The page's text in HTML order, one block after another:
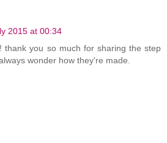
2015 at 00:34
thank you so much for sharing the step
wonder how they're made.